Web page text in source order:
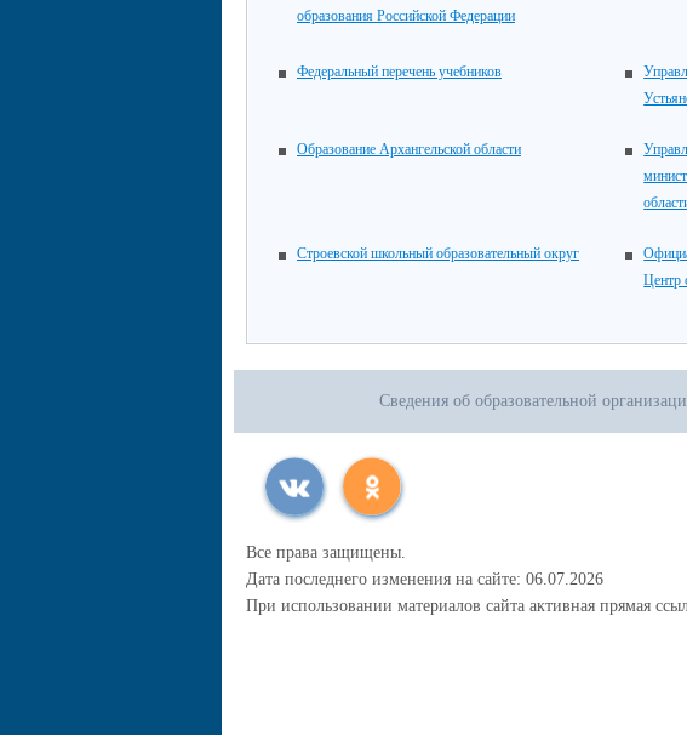
образования Российской Федерации
Федеральный перечень учебников
Образование Архангельской области
Строевской школьный образовательный округ
Центр
Сведения об образовательной
Все права защищены.
Дата последнего изменения на сайте: 06.07.2026
При использовании материалов сайта активная прямая